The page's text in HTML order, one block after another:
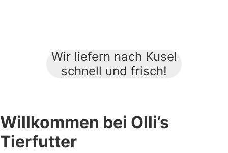
Wir liefern nach Kusel
schnell und frisch!
Willkommen bei Olli’s
Tierfutter